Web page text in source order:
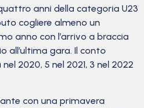
anni della categoria U23
cogliere almeno un
anno con l’arrivo a braccia
all’ultima gara. Il conto
2020, 5 nel 2021, 3 nel 2022
con una primavera